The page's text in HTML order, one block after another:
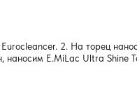
Eurocleancer. 2. На торец
E.MiLac Ultra Shine